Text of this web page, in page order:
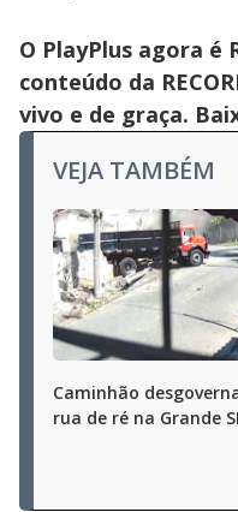
O PlayPlus agora é
conteúdo da
vivo e de graça.
VEJA TAMBÉM
Caminhão
rua de ré na Grande